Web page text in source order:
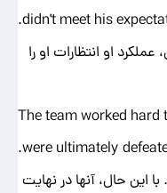
didn't meet his
او انتظارات او را
The team worked hard
were ultimately
این حال، آنها در نهایت